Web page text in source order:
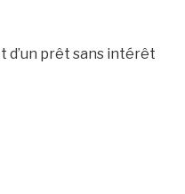
d’un prêt sans intérêt